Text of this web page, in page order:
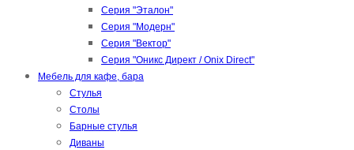
Серия "Эталон"
Серия "Модерн"
Серия "Вектор"
Серия "Оникс Директ / Onix Direct"
Мебель для кафе, бара
Стулья
Столы
Барные стулья
Диваны